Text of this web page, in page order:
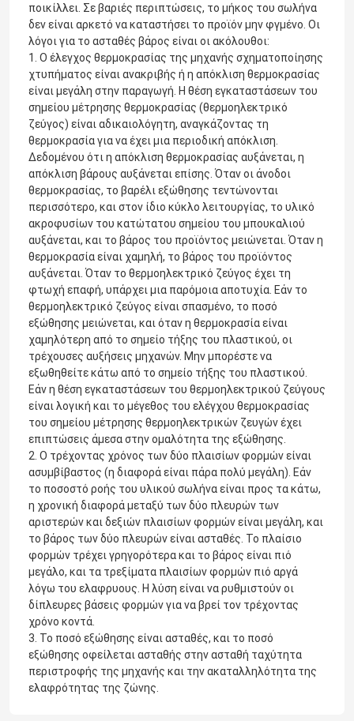
ποικίλλει. Σε βαριές περιπτώσεις, το μήκος του σωλήνα
δεν είναι αρκετό να καταστήσει το προϊόν μην φγμένο. Οι
λόγοι για το ασταθές βάρος είναι οι ακόλουθοι:
1. Ο έλεγχος θερμοκρασίας της μηχανής σχηματοποίησης
χτυπήματος είναι ανακριβής ή η απόκλιση θερμοκρασίας
είναι μεγάλη στην παραγωγή. Η θέση εγκαταστάσεων του
σημείου μέτρησης θερμοκρασίας (θερμοηλεκτρικό
ζεύγος) είναι αδικαιολόγητη, αναγκάζοντας τη
θερμοκρασία για να έχει μια περιοδική απόκλιση.
Δεδομένου ότι η απόκλιση θερμοκρασίας αυξάνεται, η
απόκλιση βάρους αυξάνεται επίσης. Όταν οι άνοδοι
θερμοκρασίας, το βαρέλι εξώθησης τεντώνονται
περισσότερο, και στον ίδιο κύκλο λειτουργίας, το υλικό
ακροφυσίων του κατώτατου σημείου του μπουκαλιού
αυξάνεται, και το βάρος του προϊόντος μειώνεται. Όταν η
θερμοκρασία είναι χαμηλή, το βάρος του προϊόντος
αυξάνεται. Όταν το θερμοηλεκτρικό ζεύγος έχει τη
φτωχή επαφή, υπάρχει μια παρόμοια αποτυχία. Εάν το
θερμοηλεκτρικό ζεύγος είναι σπασμένο, το ποσό
εξώθησης μειώνεται, και όταν η θερμοκρασία είναι
χαμηλότερη από το σημείο τήξης του πλαστικού, οι
τρέχουσες αυξήσεις μηχανών. Μην μπορέστε να
εξωθηθείτε κάτω από το σημείο τήξης του πλαστικού.
Εάν η θέση εγκαταστάσεων του θερμοηλεκτρικού ζεύγους
είναι λογική και το μέγεθος του ελέγχου θερμοκρασίας
του σημείου μέτρησης θερμοηλεκτρικών ζευγών έχει
επιπτώσεις άμεσα στην ομαλότητα της εξώθησης.
2. Ο τρέχοντας χρόνος των δύο πλαισίων φορμών είναι
ασυμβίβαστος (η διαφορά είναι πάρα πολύ μεγάλη). Εάν
το ποσοστό ροής του υλικού σωλήνα είναι προς τα κάτω,
η χρονική διαφορά μεταξύ των δύο πλευρών των
αριστερών και δεξιών πλαισίων φορμών είναι μεγάλη, και
το βάρος των δύο πλευρών είναι ασταθές. Το πλαίσιο
φορμών τρέχει γρηγορότερα και το βάρος είναι πιό
μεγάλο, και τα τρεξίματα πλαισίων φορμών πιό αργά
λόγω του ελαφρυους. Η λύση είναι να ρυθμιστούν οι
δίπλευρες βάσεις φορμών για να βρεί τον τρέχοντας
χρόνο κοντά.
3. Το ποσό εξώθησης είναι ασταθές, και το ποσό
εξώθησης οφείλεται ασταθής στην ασταθή ταχύτητα
περιστροφής της μηχανής και την ακαταλληλότητα της
ελαφρότητας της ζώνης.